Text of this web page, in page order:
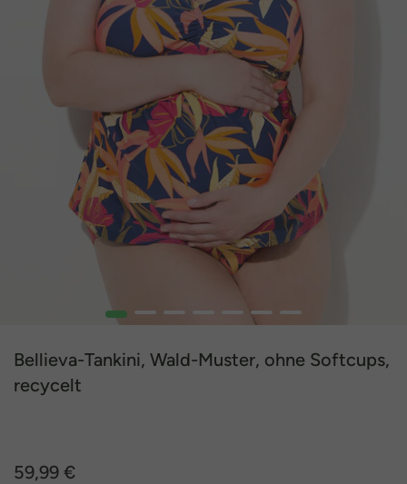
1 2 3 4 5 6 7
Bellieva-Tankini, Wald-Muster, ohne Softcups,
recycelt
59,99 €